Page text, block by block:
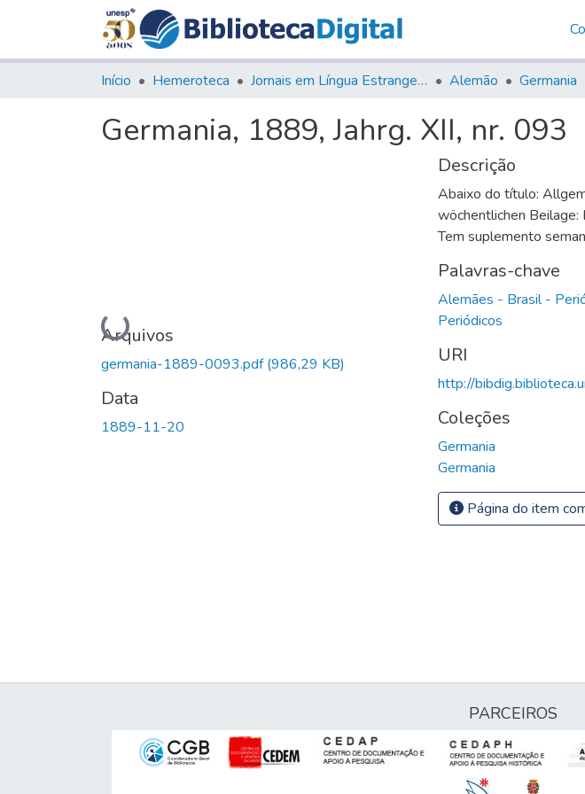
Início Hemeroteca Jornais em Língua Estrangeira Alemão Germania
Germania, 1889, Jahrg. XII, nr. 093
Carregando...
Arquivos
germania-1889-0093.pdf(986,29 KB)
Data
1889-11-20
Descrição
Abaixo do título:
wöchentlichen
Tem suplemento
Palavras-chave
Alemães - Brasil -
Periódicos
URI
http://
Coleções
Germania
Germania
Página do item
PARCEIROS